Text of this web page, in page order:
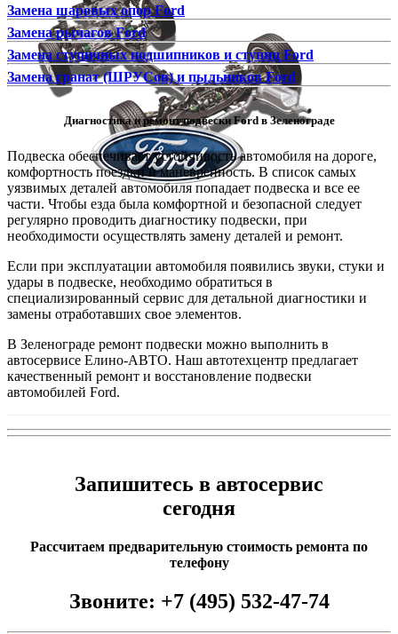
Замена шаровых опор Ford
Замена рычагов Ford
Замена ступичных подшипников и ступиц Ford
Замена гранат (ШРУСов) и пыльников Ford
Диагностика и ремонт подвески Ford в Зеленограде
Подвеска обеспечивает устойчивость автомобиля на дороге,
комфортность поездки и маневренность. В список самых
уязвимых деталей автомобиля попадает подвеска и все ее
части. Чтобы езда была комфортной и безопасной следует
регулярно проводить диагностику подвески, при
необходимости осуществлять замену деталей и ремонт.
Если при эксплуатации автомобиля появились звуки, стуки и
удары в подвеске, необходимо обратиться в
специализированный сервис для детальной диагностики и
замены отработавших свое элементов.
В Зеленограде ремонт подвески можно выполнить в
автосервисе Елино-АВТО. Наш автотехцентр предлагает
качественный ремонт и восстановление подвески
автомобилей Ford.
Запишитесь в автосервис
сегодня
Рассчитаем предварительную стоимость ремонта по
телефону
Звоните: +7 (495) 532-47-74